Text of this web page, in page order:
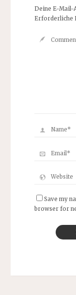
Deine E-Mail-
Erforderliche
Save my
browser for